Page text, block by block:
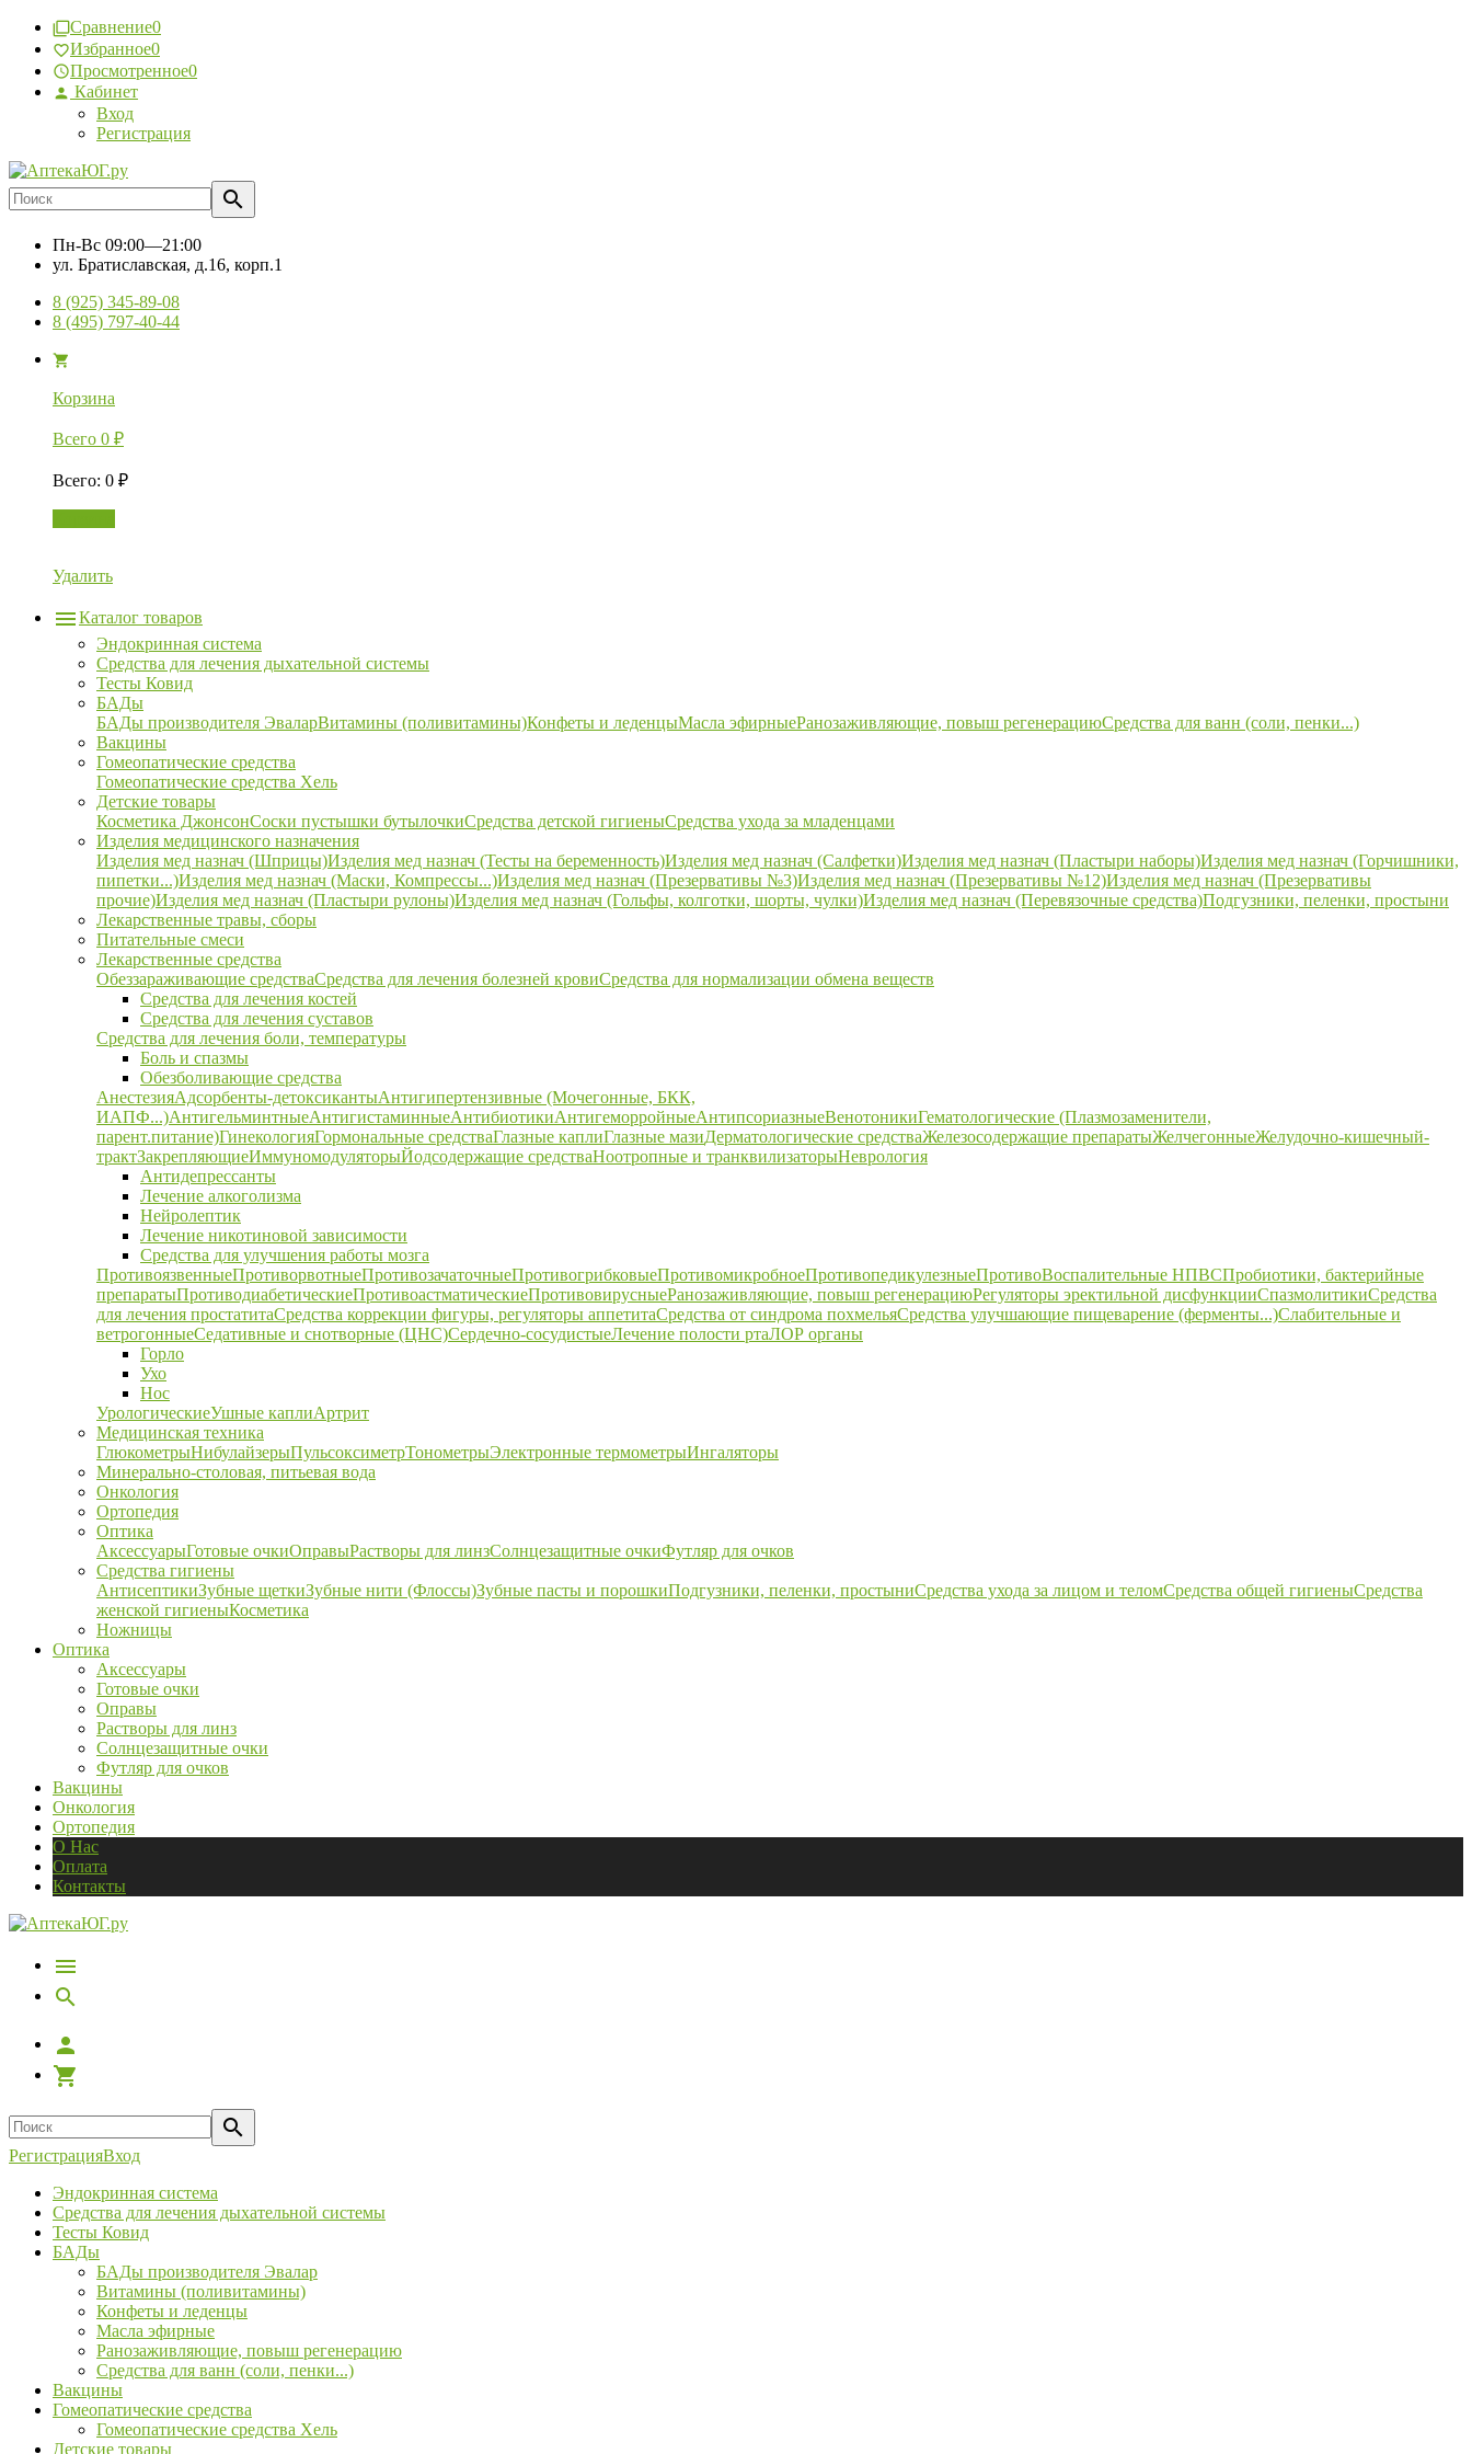
Сравнение0
Избранное0
Просмотренное0
Кабинет
Вход
Регистрация
Пн-Вс 09:00—21:00
ул. Братиславская, д.16, корп.1
8 (925) 345-89-08
8 (495) 797-40-44
Корзина
Всего 0 ₽
Всего: 0 ₽
Удалить
Каталог товаров
Эндокринная система
Средства для лечения дыхательной системы
Тесты Ковид
БАДы
БАДы производителя ЭваларВитамины (поливитамины)Конфеты и леденцыМасла эфирныеРанозаживляющие, повыш регенерациюСредства для ванн (соли, пенки...)
Вакцины
Гомеопатические средства
Гомеопатические средства Хель
Детские товары
Косметика ДжонсонСоски пустышки бутылочкиСредства детской гигиеныСредства ухода за младенцами
Изделия медицинского назначения
Изделия мед назнач (Шприцы)Изделия мед назнач (Тесты на беременность)Изделия мед назнач (Салфетки)Изделия мед назнач (Пластыри наборы)Изделия мед назнач (Горчишники,
пипетки...)Изделия мед назнач (Маски, Компрессы...)Изделия мед назнач (Презервативы №3)Изделия мед назнач (Презервативы №12)Изделия мед назнач (Презервативы
прочие)Изделия мед назнач (Пластыри рулоны)Изделия мед назнач (Гольфы, колготки, шорты, чулки)Изделия мед назнач (Перевязочные средства)Подгузники, пеленки, простыни
Лекарственные травы, сборы
Питательные смеси
Лекарственные средства
Обеззараживающие средстваСредства для лечения болезней кровиСредства для нормализации обмена веществ
Средства для лечения костей
Средства для лечения суставов
Средства для лечения боли, температуры
Боль и спазмы
Обезболивающие средства
АнестезияАдсорбенты-детоксикантыАнтигипертензивные (Мочегонные, БКК,
ИАПФ...)АнтигельминтныеАнтигистаминныеАнтибиотикиАнтигеморройныеАнтипсориазныеВенотоникиГематологические (Плазмозаменители,
парент.питание)ГинекологияГормональные средстваГлазные каплиГлазные мазиДерматологические средстваЖелезосодержащие препаратыЖелчегонныеЖелудочно-кишечный-
трактЗакрепляющиеИммуномодуляторыЙодсодержащие средстваНоотропные и транквилизаторыНеврология
Антидепрессанты
Лечение алкоголизма
Нейролептик
Лечение никотиновой зависимости
Средства для улучшения работы мозга
ПротивоязвенныеПротиворвотныеПротивозачаточныеПротивогрибковыеПротивомикробноеПротивопедикулезныеПротивоВоспалительные НПВСПробиотики, бактерийные
препаратыПротиводиабетическиеПротивоастматическиеПротивовирусныеРанозаживляющие, повыш регенерациюРегуляторы эректильной дисфункцииСпазмолитикиСредства
для лечения простатитаСредства коррекции фигуры, регуляторы аппетитаСредства от синдрома похмельяСредства улучшающие пищеварение (ферменты...)Слабительные и
ветрогонныеСедативные и снотворные (ЦНС)Сердечно-сосудистыеЛечение полости ртаЛОР органы
Горло
Ухо
Нос
УрологическиеУшные каплиАртрит
Медицинская техника
ГлюкометрыНибулайзерыПульсоксиметрТонометрыЭлектронные термометрыИнгаляторы
Минерально-столовая, питьевая вода
Онкология
Ортопедия
Оптика
АксессуарыГотовые очкиОправыРастворы для линзСолнцезащитные очкиФутляр для очков
Средства гигиены
АнтисептикиЗубные щеткиЗубные нити (Флоссы)Зубные пасты и порошкиПодгузники, пеленки, простыниСредства ухода за лицом и теломСредства общей гигиеныСредства
женской гигиеныКосметика
Ножницы
Оптика
Аксессуары
Готовые очки
Оправы
Растворы для линз
Солнцезащитные очки
Футляр для очков
Вакцины
Онкология
Ортопедия
О Нас
Оплата
Контакты
РегистрацияВход
Эндокринная система
Средства для лечения дыхательной системы
Тесты Ковид
БАДы
БАДы производителя Эвалар
Витамины (поливитамины)
Конфеты и леденцы
Масла эфирные
Ранозаживляющие, повыш регенерацию
Средства для ванн (соли, пенки...)
Вакцины
Гомеопатические средства
Гомеопатические средства Хель
Детские товары